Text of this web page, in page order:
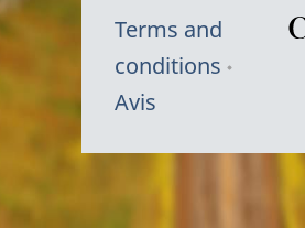
Terms and
conditions
Avis